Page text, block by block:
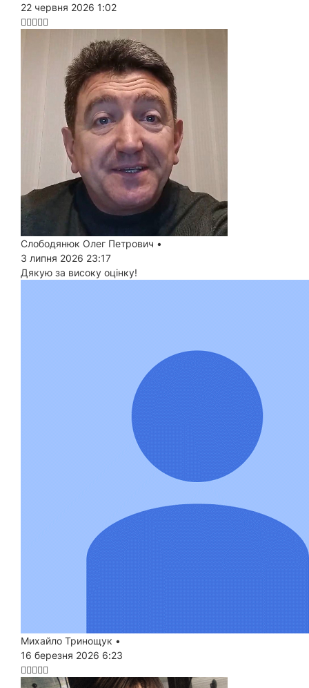
22 червня 2026 1:02
Слободянюк Олег Петрович •
3 липня 2026 23:17
Дякую за високу оцінку!
Михайло Тринощук •
16 березня 2026 6:23